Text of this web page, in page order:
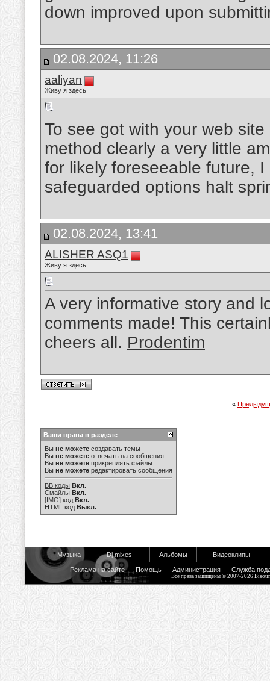
down improved upon
02.08.2024, 11:26
aaliyan
Живу я здесь
To see got with your web
method clearly a very little
for likely foreseeable future,
safeguarded options halt
02.08.2024, 13:41
ALISHER ASQ1
Живу я здесь
A very informative story and
comments made! This
cheers all. Prodentim
«
Ваши права в разделе
Вы не можете создавать темы
Вы не можете отвечать на сообщения
Вы не можете прикреплять файлы
Вы не можете редактировать сообщения
BB коды Вкл.
Смайлы Вкл.
[IMG] код Вкл.
HTML код Выкл.
Музыка Dj mixes Альбомы Видеоклипы
Реклама на сайте Помощь Администрация Служба
Все права защищены © 2007-2026